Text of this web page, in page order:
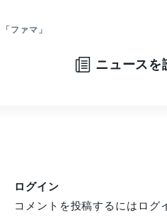
「ファマ」
ニュースを
ログイン
コメントを投稿するにはログ